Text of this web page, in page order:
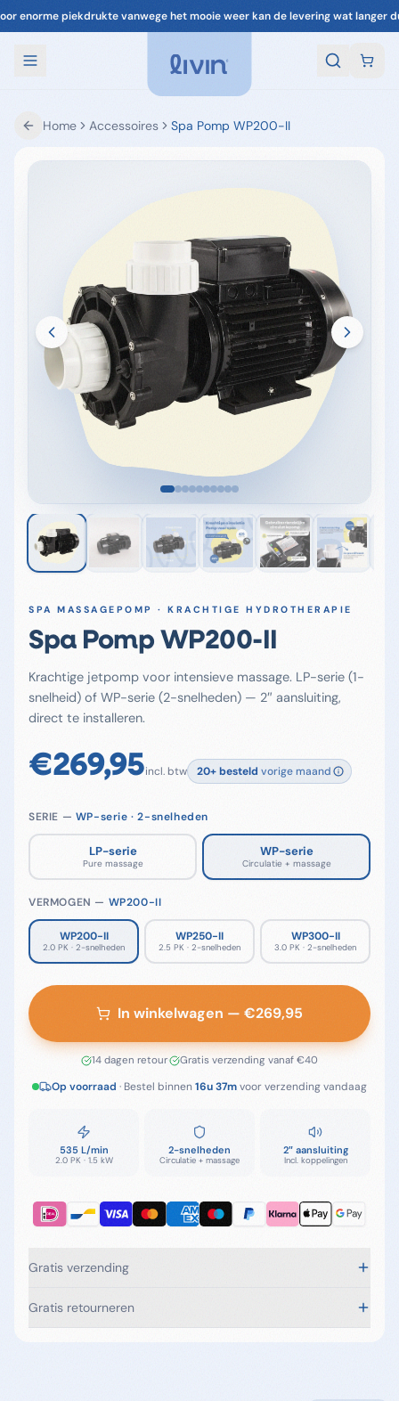
🚚 Voor 22:00 besteld, vandaag verzonden
Home Accessoires Spa Pomp WP200-II
SPA MASSAGEPOMP · KRACHTIGE HYDROTHERAPIE
Spa Pomp WP200-II
Krachtige jetpomp voor intensieve massage. LP-serie (1-
snelheid) of WP-serie (2-snelheden) — 2″ aansluiting,
direct te installeren.
€269,95incl. btw 20+besteld vorige maand
SERIE — WP-serie ·2-snelheden
LP-serie
Pure massage
WP-serie
Circulatie + massage
VERMOGEN — WP200-II
WP200-II
2.0 PK · 2-snelheden
WP250-II
2.5 PK · 2-snelheden
WP300-II
3.0 PK · 2-snelheden
In winkelwagen — €269,95
14 dagen retour Gratis verzending vanaf €40
Op voorraad · Bestel binnen16u 37mvoor verzendingvandaag
535 L/min
2.0 PK · 1.5 kW
2-snelheden
Circulatie + massage
2″ aansluiting
Incl. koppelingen
Gratis verzending
Gratis retourneren